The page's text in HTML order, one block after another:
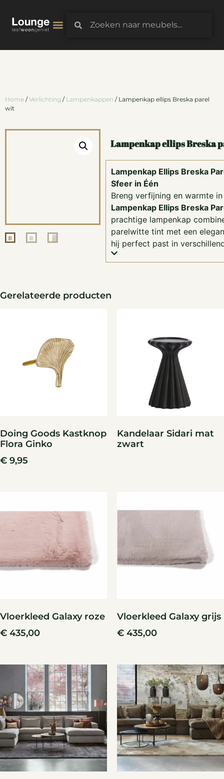
Home /Verlichting / Lampenkappen / Lampenkap ellips Breska parel
wit
Lampenkap ellips Breska
Lampenkap Ellips Breska
Sfeer in Één
Breng verfijning en warmte
Lampenkap Ellips Breska
prachtige lampenkap
parelwitte tint met een
hij perfect past in
Gerelateerde producten
Doing Goods Kastknop
Flora Ginko
€ 9,95
Kandelaar Sidari mat
zwart
Vloerkleed Galaxy roze
€ 435,00
Vloerkleed Galaxy grijs
€ 435,00